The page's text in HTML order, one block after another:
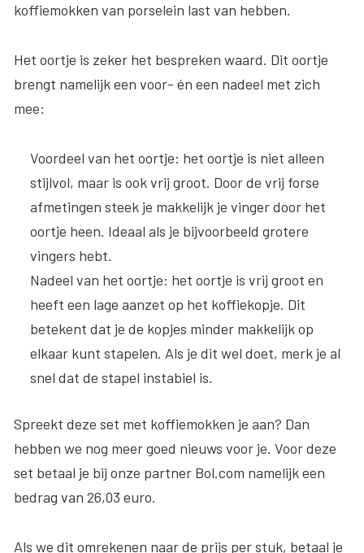
koffiemokken van porselein last van hebben.
Het oortje is zeker het bespreken waard. Dit oortje
brengt namelijk een voor- én een nadeel met zich
mee:
Voordeel van het oortje: het oortje is niet alleen
stijlvol, maar is ook vrij groot. Door de vrij forse
afmetingen steek je makkelijk je vinger door het
oortje heen. Ideaal als je bijvoorbeeld grotere
vingers hebt.
Nadeel van het oortje: het oortje is vrij groot en
heeft een lage aanzet op het koffiekopje. Dit
betekent dat je de kopjes minder makkelijk op
elkaar kunt stapelen. Als je dit wel doet, merk je al
snel dat de stapel instabiel is.
Spreekt deze set met koffiemokken je aan? Dan
hebben we nog meer goed nieuws voor je. Voor deze
set betaal je bij onze partner Bol.com namelijk een
bedrag van 26,03 euro.
Als we dit omrekenen naar de prijs per stuk, betaal je